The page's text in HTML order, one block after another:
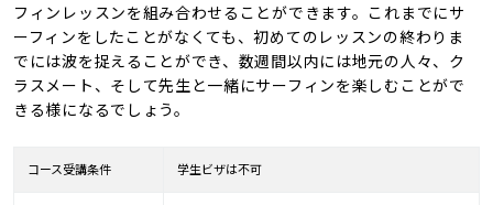
フィンレッスンを組み合わせることができます。これまでにサ
ーフィンをしたことがなくても、初めてのレッスンの終わりま
でには波を捉えることができ、数週間以内には地元の人々、ク
ラスメート、そして先生と一緒にサーフィンを楽しむことがで
きる様になるでしょう。
コース受講条件 学生ビザは不可